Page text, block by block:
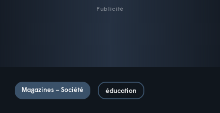
Publicité
Magazines – Société éducation